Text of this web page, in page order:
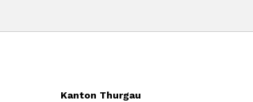
Kanton Thurgau